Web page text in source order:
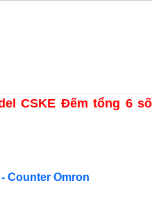
CSKE Đếm tổng 6 số
Counter Omron